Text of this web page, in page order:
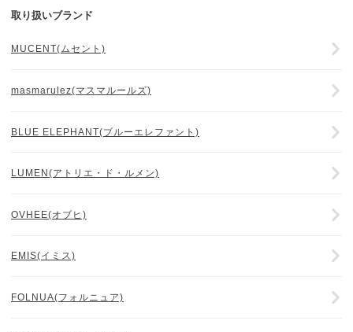
取り扱いブランド
MUCENT(ムセント)
masmarulez(マスマルールズ)
BLUE ELEPHANT(ブルーエレファント)
LUMEN(アトリエ・ド・ルメン)
OVHEE(オブヒ)
EMIS(イミス)
FOLNUA(フォルニュア)